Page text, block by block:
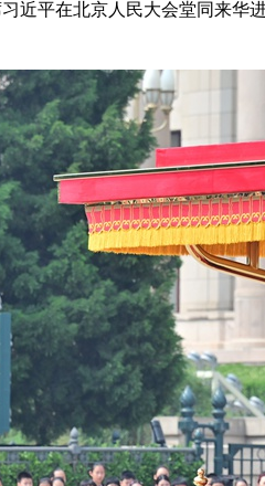
平在北京人民大会堂同来华